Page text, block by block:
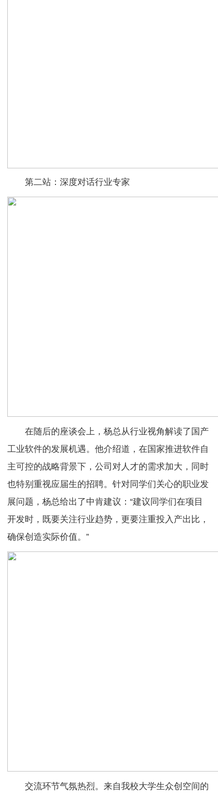
第二站：深度对话行业专家
在随后的座谈会上，杨总从行业视角解读了国产
工业软件的发展机遇。他介绍道，在国家推进软件自
主可控的战略背景下，公司对人才的需求加大，同时
也特别重视应届生的招聘。针对同学们关心的职业发
展问题，杨总给出了中肯建议：“建议同学们在项目
开发时，既要关注行业趋势，更要注重投入产出比，
确保创造实际价值。”
交流环节气氛热烈。来自我校大学生众创空间的